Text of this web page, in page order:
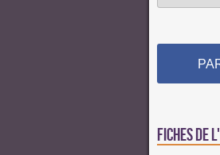
Fiches